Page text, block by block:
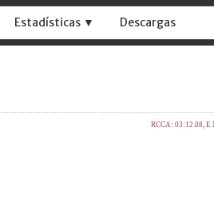
Estadísticas ▼ Descargas
RCCA: 03:12.08,